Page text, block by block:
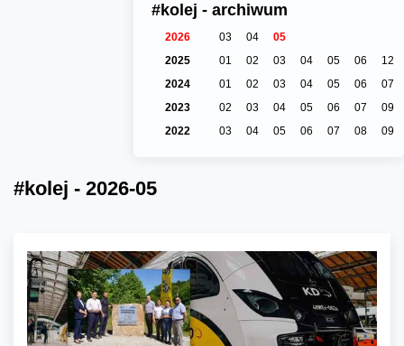
#kolej - archiwum
2026 03 04
05
2025
01 02 03 04 05 06
12
2024
01 02 03 04 05 06
07
2023
02 03 04 05 06 07
09
2022
03 04 05 06 07 08 09
#kolej - 2026-05